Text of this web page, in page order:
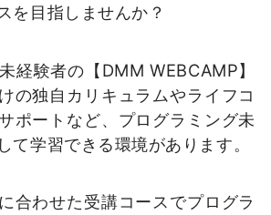
を目指しませんか？
経験者の【DMM WEBCAMP】
の独自カリキュラムやライフコ
ポートなど、プログラミング未
て学習できる環境があります。
合わせた受講コースでプログラ